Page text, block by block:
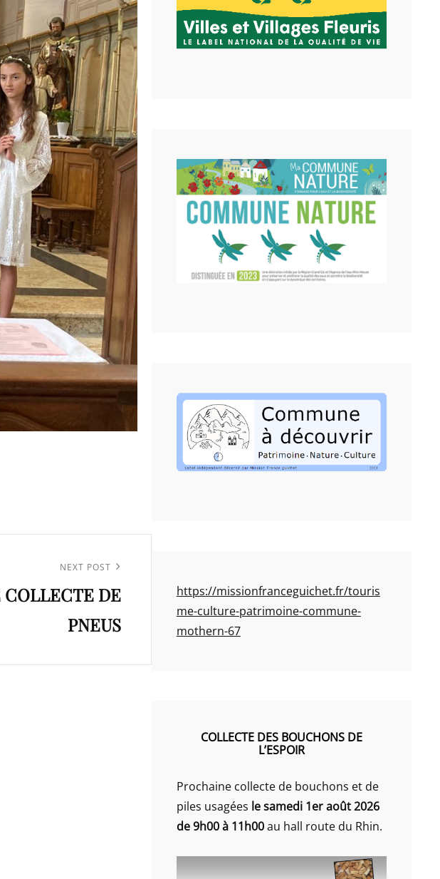
NEXT POST
COLLECTE DE
PNEUS
https://missionfranceguichet.fr/touris
me-culture-patrimoine-commune-
mothern-67
COLLECTE DES BOUCHONS DE
L’ESPOIR
Prochaine collecte de bouchons et de
piles usagées le samedi 1er août 2026
de 9h00 à 11h00au hall route du Rhin.